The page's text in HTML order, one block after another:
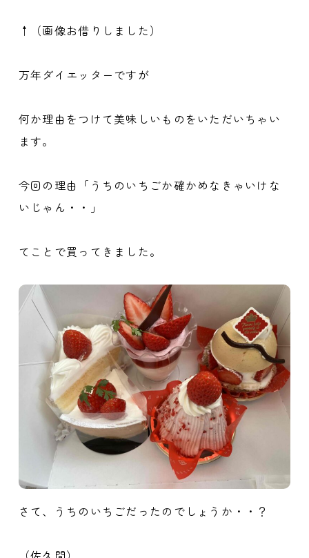
↑（画像お借りしました）
万年ダイエッターですが
何か理由をつけて美味しいものをいただいちゃい
ます。
今回の理由「うちのいちごか確かめなきゃいけな
いじゃん・・」
てことで買ってきました。
さて、うちのいちごだったのでしょうか・・？